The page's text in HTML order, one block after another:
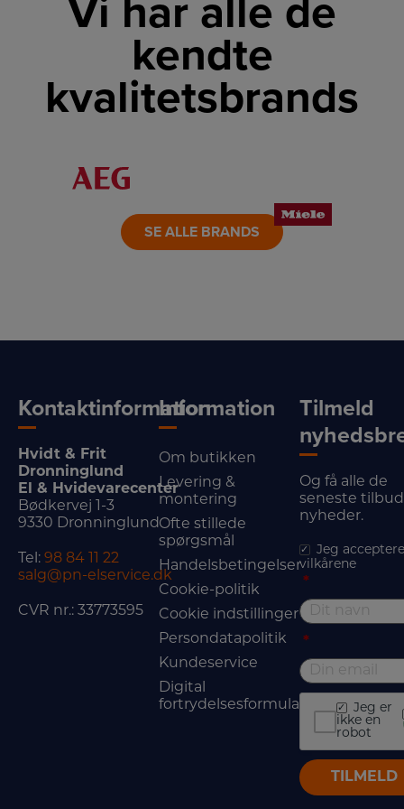
Vi har alle de
kendte
kvalitetsbrands
LINK
SE ALLE BRANDS
Kontaktinformation
Hvidt & Frit
Dronninglund
El & Hvidevarecenter
Bødkervej 1-3
9330 Dronninglund
Tel: 98 84 11 22
salg@pn-elservice.dk
CVR nr.: 33773595
Information
Om butikken
Levering &
montering
Ofte stillede
spørgsmål
Handelsbetingelser
Cookie-politik
Cookie indstillinger
Persondatapolitik
Kundeservice
Digital
fortrydelsesformular
Tilmeld
Og få alle de
seneste
nyheder.
Jeg
vilkårene
*
*
Jeg er
ikke en
robot